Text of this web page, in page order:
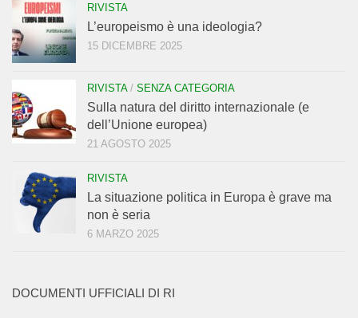
RIVISTA
L’europeismo è una ideologia?
15 DICEMBRE 2025
RIVISTA/ SENZA CATEGORIA
Sulla natura del diritto internazionale (e
dell’Unione europea)
21 AGOSTO 2025
RIVISTA
La situazione politica in Europa è grave ma
non è seria
6 MARZO 2025
DOCUMENTI UFFICIALI DI RI